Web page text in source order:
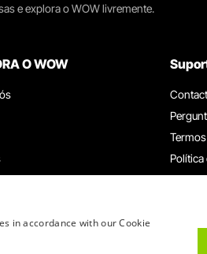
e explora o WOW livremente.
O WOW
Eventos
Política
in accordance with our Cookie